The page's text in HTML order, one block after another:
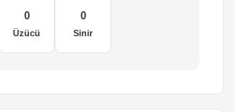
0
Üzücü
0
Sinir